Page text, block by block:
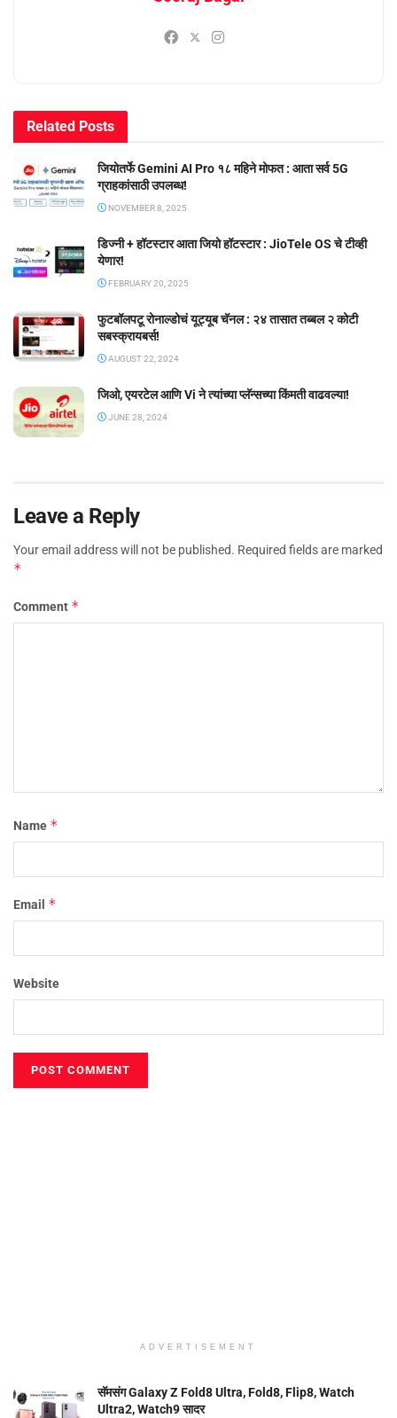
Related Posts
जियोतर्फे Gemini AI Pro १८ महिने मोफत : आता सर्व 5G
ग्राहकांसाठी उपलब्ध!
NOVEMBER 8, 2025
डिज्नी + हॉटस्टार आता जियो हॉटस्टार : JioTele OS चे टीव्ही
येणार!
FEBRUARY 20, 2025
फुटबॉलपटू रोनाल्डोचं यूट्यूब चॅनल : २४ तासात तब्बल २ कोटी
सबस्क्रायबर्स!
AUGUST 22, 2024
जिओ, एयरटेल आणि Vi ने त्यांच्या प्लॅन्सच्या किंमती वाढवल्या!
JUNE 28, 2024
Leave a Reply
Your email address will not be published. Required fields are marked
*
Comment *
Name *
Email *
Website
ADVERTISEMENT
सॅमसंग Galaxy Z Fold8 Ultra, Fold8, Flip8, Watch
Ultra2, Watch9 सादर